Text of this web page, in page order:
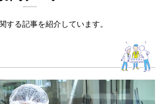
する記事を紹介しています。